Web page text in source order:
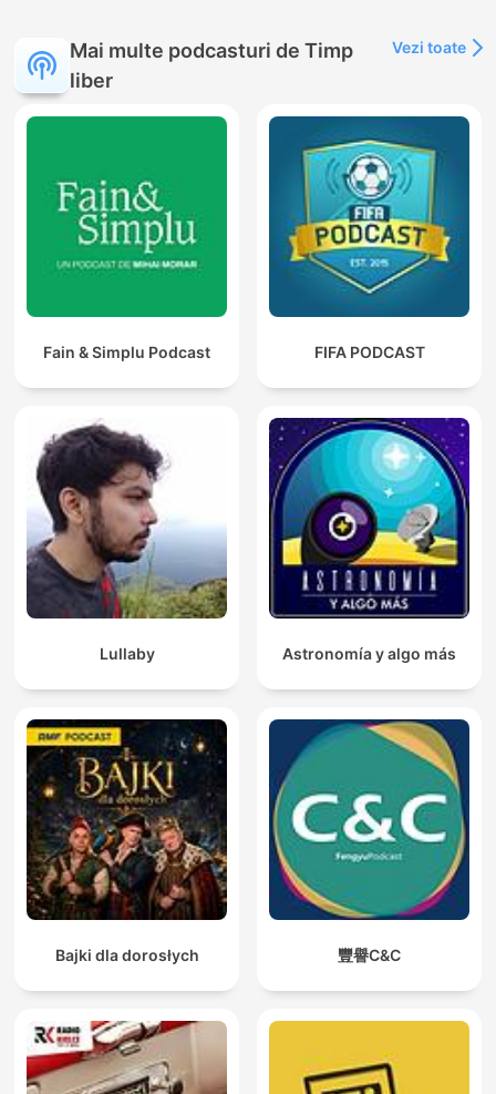
Mai multe podcasturi de Timp
liber
Vezi toate
Fain & Simplu Podcast FIFA PODCAST
Lullaby Astronomía y algo más
Bajki dla dorosłych 豐譽C&C